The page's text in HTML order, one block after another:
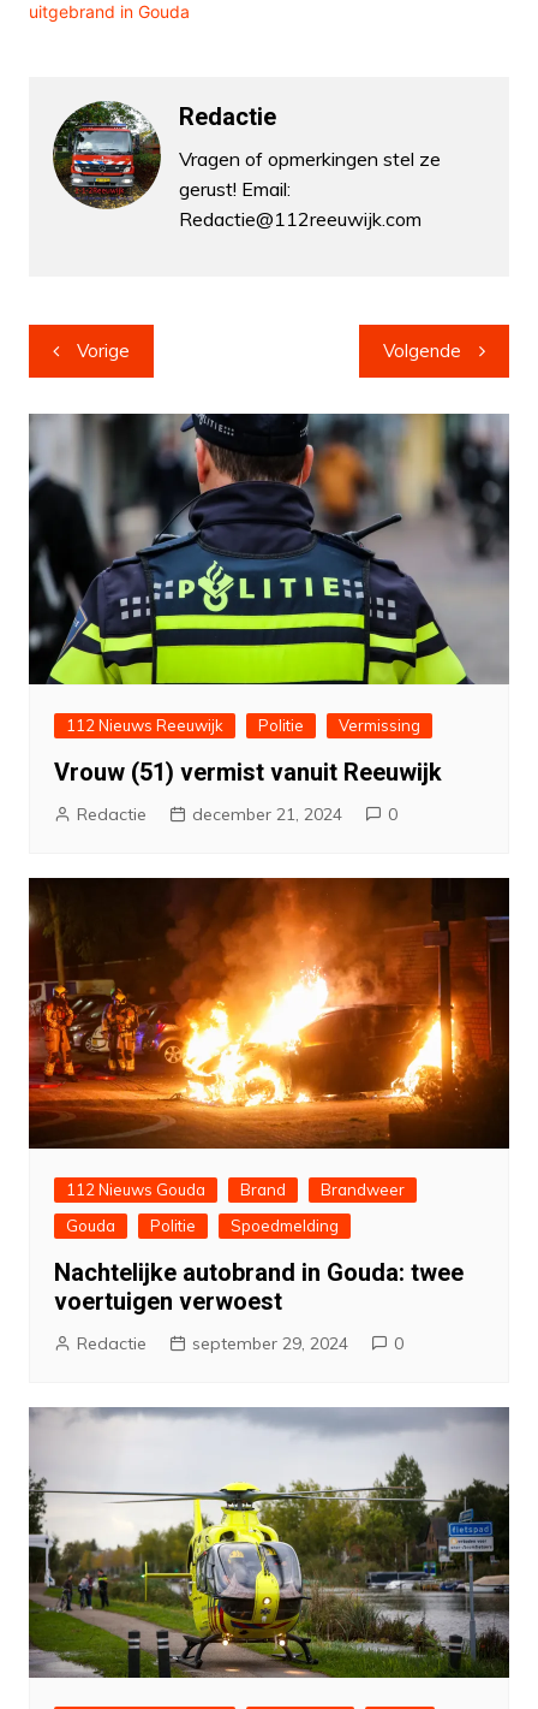
uitgebrand in Gouda
Redactie
Vragen of opmerkingen stel ze
gerust! Email:
Redactie@112reeuwijk.com
Bericht
navigatie
Vorige Volgende
112 Nieuws Reeuwijk Politie Vermissing
Vrouw (51) vermist vanuit Reeuwijk
Redactie december 21, 2024 0
112 Nieuws Gouda Brand
Brandweer
Gouda
Politie Spoedmelding
Nachtelijke autobrand in Gouda: twee
voertuigen verwoest
Redactie september 29, 2024 0